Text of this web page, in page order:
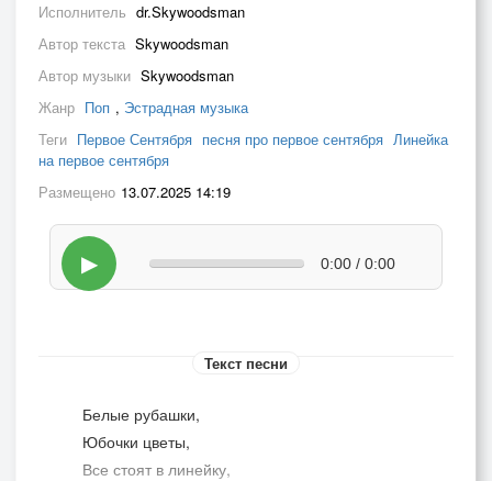
Исполнитель dr.Skywoodsman
Автор текста Skywoodsman
Автор музыки Skywoodsman
Жанр Поп , Эстрадная музыка
Теги Первое Сентября песня про первое сентября Линейка
на первое сентября
Размещено 13.07.2025 14:19
▶ 0:00 / 0:00
Текст песни
Белые рубашки,
Юбочки цветы,
Все стоят в линейку,